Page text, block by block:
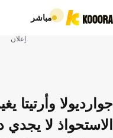
مباشر
إعلان
جوارديولا وأرتيتا
الاستحواذ لا يجدي